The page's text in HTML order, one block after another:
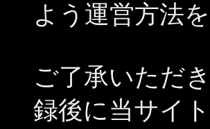
よう運営方法
ご了承いただ
録後に当サイ